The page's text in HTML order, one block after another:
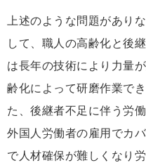
上述のような問題があり
して、職人の高齢化と後
は長年の技術により力量
齢化によって研磨作業で
た、後継者不足に伴う労
外国人労働者の雇用でカ
で人材確保が難しくなり